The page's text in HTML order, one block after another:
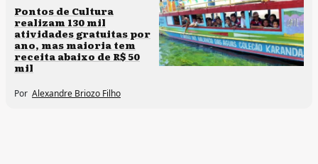
Pontos de Cultura
realizam 130 mil
atividades gratuitas por
ano, mas maioria tem
receita abaixo de R$ 50
mil
Por Alexandre Briozo Filho